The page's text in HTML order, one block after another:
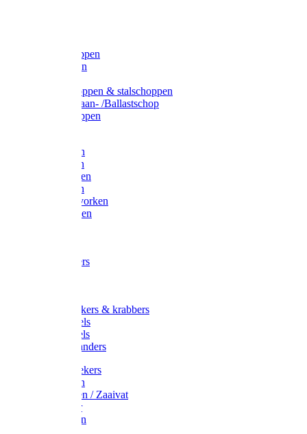
Betonschoppen
Schepbatsen
Ballastschoppen & stalschoppen
Slijtsrip Graan- /Ballastschop
Graanschoppen
Hooivorken
Mestvorken
Bietenvorken
Maisvorken
Aardappelvorken
Vijgenvorken
Tuinkrabbers
Onkruidstekers & krabbers
Hartschoffels
Ruitschoffels
Onkruidbranders
Graskantstekers
Verticuteren
Strooiwagen / Zaaivat
Grasmaaier
Grasscharen